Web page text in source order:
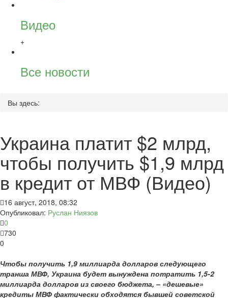
Видео
+
Все новости
Вы здесь:
Украина платит $2 млрд,
чтобы получить $1,9 млрд
в кредит от МВФ (Видео)
16 август, 2018, 08:32
Опубликовал: Руслан Ниязов
0
730
0
Чтобы получить 1,9 миллиарда долларов следующего
транша МВФ, Украина будет вынуждена потратить 1,5-2
миллиарда долларов из своего бюджета, – «дешевые»
кредиты МВФ фактически обходятся бывшей советской